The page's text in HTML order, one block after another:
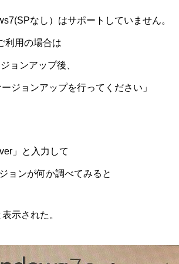
なし）はサポートしていません。
利用の場合は
ョンアップ後、
ジョンアップを行ってください」
」と入力して
ョンが何か調べてみると
示された。